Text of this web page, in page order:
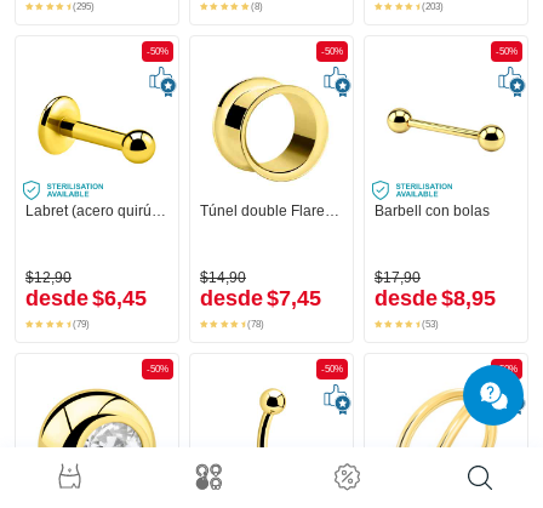
(295) (8) (203)
-50%
$12,90
desde$6,45
(79)
-50%
$14,90
desde$7,45
(78)
-50%
Barbell con bolas
$17,90
desde$8,95
(53)
-50% -50% -50%